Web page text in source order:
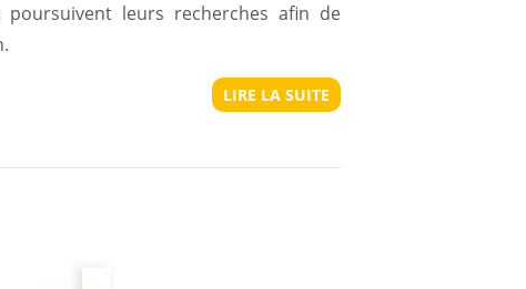
poursuivent leurs recherches afin de
LIRE LA SUITE